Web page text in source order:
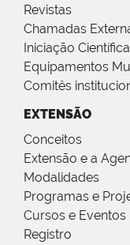
Revistas
Chamadas
Iniciação Científica
Equipamentos
Comitês
EXTENSÃO
Conceitos
Extensão e a
Modalidades
Programas e
Cursos e Eventos
Registro